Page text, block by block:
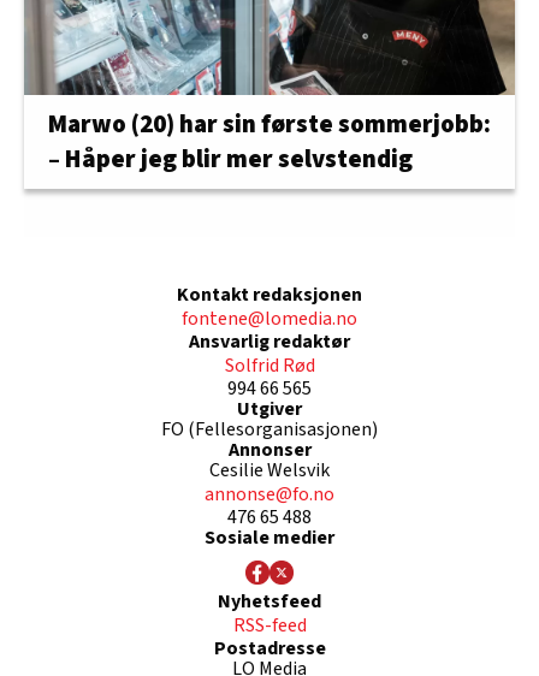
Marwo (20) har sin første sommerjobb:
– Håper jeg blir mer selvstendig
Kontakt redaksjonen
fontene@lomedia.no
Ansvarlig redaktør
Solfrid Rød
994 66 565
Utgiver
FO (Fellesorganisasjonen)
Annonser
Cesilie Welsvik
annonse@fo.no
476 65 488
Sosiale medier
Nyhetsfeed
RSS-feed
Postadresse
LO Media